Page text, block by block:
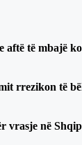
aftë të mbajë
rrezikon të
vrasje në